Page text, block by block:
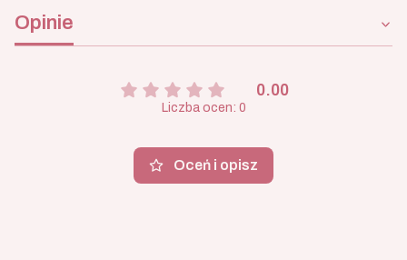
Opinie
0.00
Liczba ocen: 0
Oceń i opisz